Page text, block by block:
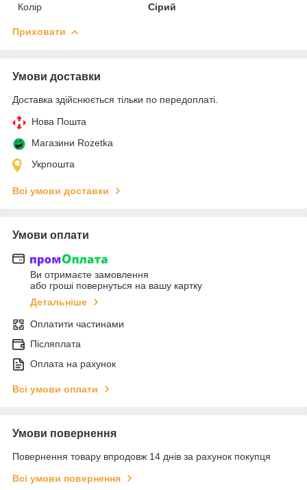
Колір
Сірий
Приховати
Умови доставки
Доставка здійснюється тільки по передоплаті.
Нова Пошта
Магазини Rozetka
Укрпошта
Всі умови доставки
Умови оплати
Ви отримаєте замовлення
або гроші повернуться на вашу картку
Детальніше
Оплатити частинами
Післяплата
Оплата на рахунок
Всі умови оплати
Умови повернення
Повернення товару впродовж 14 днів за рахунок покупця
Всі умови повернення